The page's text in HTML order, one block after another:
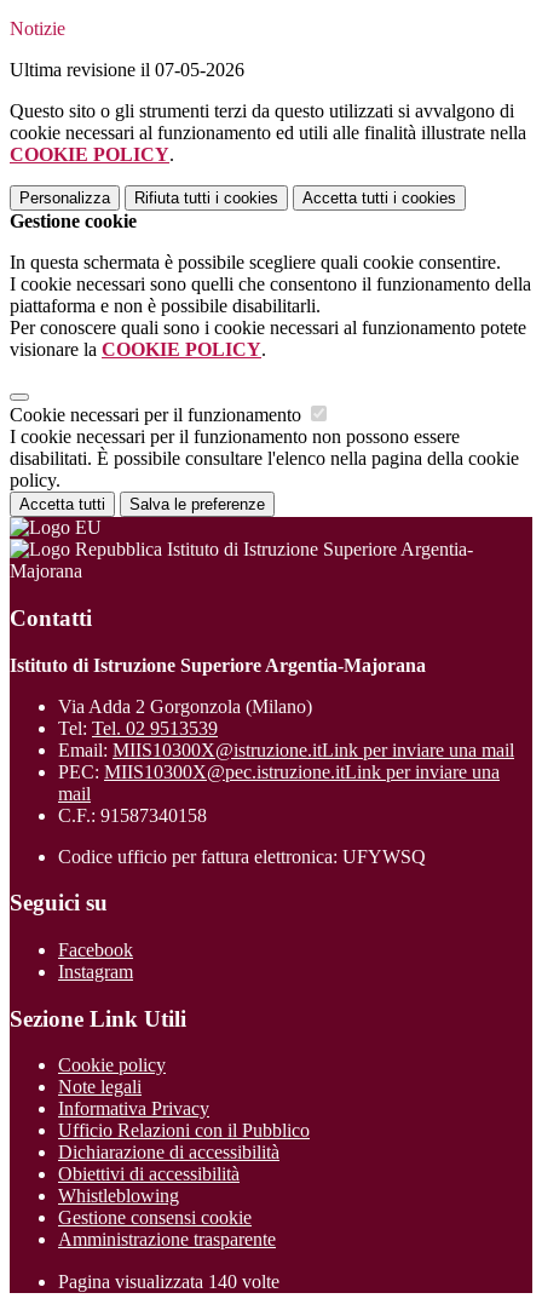
Notizie
Ultima revisione il 07-05-2026
Questo sito o gli strumenti terzi da questo utilizzati si avvalgono di
cookie necessari al funzionamento ed utili alle finalità illustrate nella
COOKIE POLICY.
Personalizza Rifiuta tutti i cookies Accetta tutti i cookies
Gestione cookie
In questa schermata è possibile scegliere quali cookie consentire.
I cookie necessari sono quelli che consentono il funzionamento della
piattaforma e non è possibile disabilitarli.
Per conoscere quali sono i cookie necessari al funzionamento potete
visionare la COOKIE POLICY.
Cookie necessari per il funzionamento
I cookie necessari per il funzionamento non possono essere
disabilitati. È possibile consultare l'elenco nella pagina della cookie
policy.
Accetta tutti Salva le preferenze
Istituto di Istruzione Superiore Argentia-
Majorana
Contatti
Istituto di Istruzione Superiore Argentia-Majorana
Via Adda 2 Gorgonzola (Milano)
Tel: Tel. 02 9513539
Email: MIIS10300X@istruzione.itLink per inviare una mail
PEC: MIIS10300X@pec.istruzione.itLink per inviare una
mail
C.F.: 91587340158
Codice ufficio per fattura elettronica: UFYWSQ
Seguici su
Facebook
Instagram
Sezione Link Utili
Cookie policy
Note legali
Informativa Privacy
Ufficio Relazioni con il Pubblico
Dichiarazione di accessibilità
Obiettivi di accessibilità
Whistleblowing
Gestione consensi cookie
Amministrazione trasparente
Pagina visualizzata 140 volte